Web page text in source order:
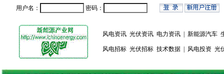
用户名： 密码：
风电资讯 光伏资讯 电力资讯 新能源汽车
风电招标 光伏招标 技术数据 风电投资 光